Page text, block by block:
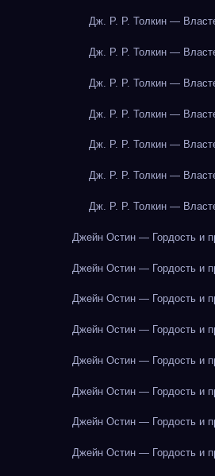
Дж. Р. Р. Толкин —
Дж. Р. Р. Толкин —
Дж. Р. Р. Толкин —
Дж. Р. Р. Толкин —
Дж. Р. Р. Толкин —
Дж. Р. Р. Толкин —
Дж. Р. Р. Толкин —
Джейн Остин — Гордость и
Джейн Остин — Гордость и
Джейн Остин — Гордость и
Джейн Остин — Гордость и
Джейн Остин — Гордость и
Джейн Остин — Гордость и
Джейн Остин — Гордость и
Джейн Остин — Гордость и